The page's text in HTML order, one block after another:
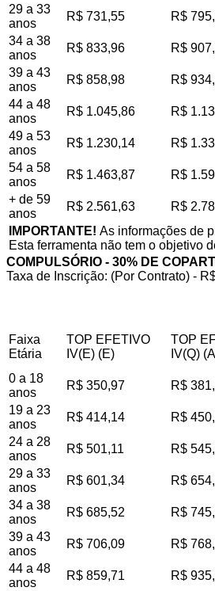
29 a 33
anos
R$ 731,55 R$
34 a 38
anos
R$ 833,96 R$
39 a 43
anos
R$ 858,98 R$
44 a 48
anos
R$ 1.045,86 R$
49 a 53
anos
R$ 1.230,14 R$
54 a 58
anos
R$ 1.463,87 R$
+ de 59
anos
R$ 2.561,63 R$
IMPORTANTE! As informações de
Esta ferramenta não tem o objetivo
COMPULSÓRIO - 30% DE
Taxa de Inscrição: (Por Contrato) -
Faixa
Etária
TOP EFETIVO
IV(E) (E)
TOP
IV(Q)
0 a 18
anos
R$ 350,97 R$
19 a 23
anos
R$ 414,14 R$
24 a 28
anos
R$ 501,11 R$
29 a 33
anos
R$ 601,34 R$
34 a 38
anos
R$ 685,52 R$
39 a 43
anos
R$ 706,09 R$
44 a 48
anos
R$ 859,71 R$